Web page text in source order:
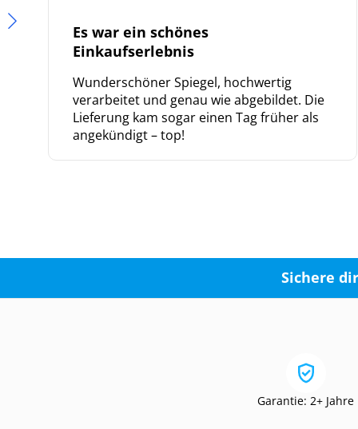
Es war ein schönes
Einkaufserlebnis
Wunderschöner Spiegel, hochwertig
verarbeitet und genau wie abgebildet. Die
Lieferung kam sogar einen Tag früher als
angekündigt – top!
Sichere
Garantie: 2+ Jahre